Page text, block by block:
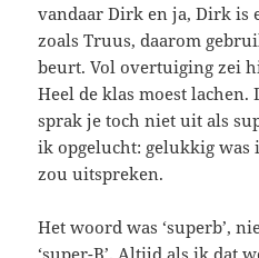
vandaar Dirk en ja, Dirk is
zoals Truus, daarom
beurt. Vol overtuiging zei
Heel de klas moest lachen.
sprak je toch niet uit als
ik opgelucht: gelukkig was
zou uitspreken.
Het woord was ‘superb’,